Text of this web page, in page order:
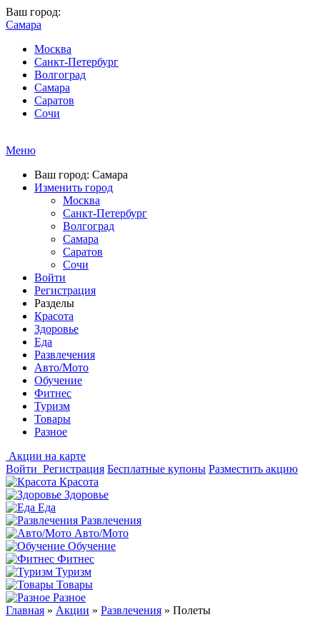
Ваш город:
Самара
Москва
Санкт-Петербург
Волгоград
Самара
Саратов
Сочи
Меню
Ваш город: Самара
Изменить город
Москва
Санкт-Петербург
Волгоград
Самара
Саратов
Сочи
Войти
Регистрация
Разделы
Красота
Здоровье
Еда
Развлечения
Авто/Мото
Обучение
Фитнес
Туризм
Товары
Разное
Акции на карте
Войти Регистрация Бесплатные купоны Разместить акцию
Красота
Здоровье
Еда
Развлечения
Авто/Мото
Обучение
Фитнес
Туризм
Товары
Разное
Главная » Акции » Развлечения » Полеты